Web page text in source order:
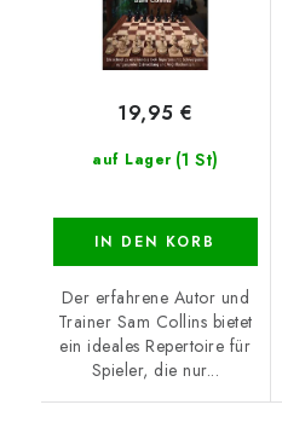
auf Lager (1 St)
19,95 €
IN DEN KORB
Der erfahrene Autor und
Trainer Sam Collins bietet
ein ideales Repertoire für
Spieler, die nur...